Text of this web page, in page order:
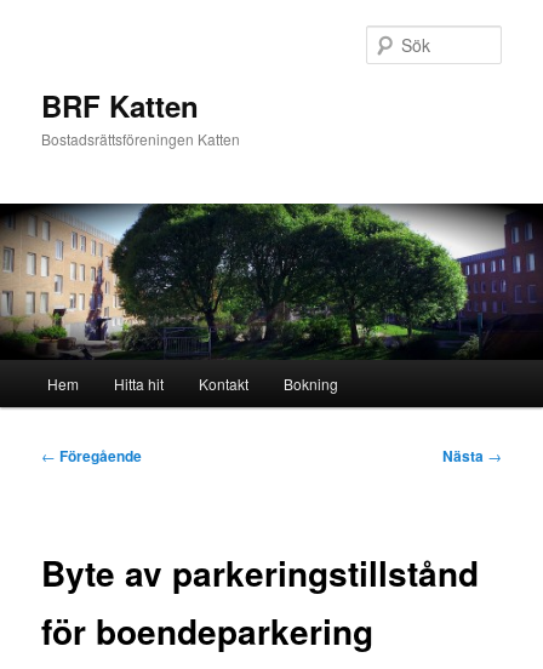
BRF Katten
Bostadsrättsföreningen Katten
Hem Hitta hit Kontakt Bokning
Inläggsnavigering
← Föregående Nästa →
Byte av parkeringstillstånd
för boendeparkering